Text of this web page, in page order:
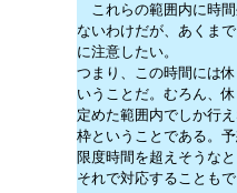
これらの範囲内に時
ないわけだが、あくま
に注意したい。
つまり、この時間には
いうことだ。むろん、
定めた範囲内でしか行
枠ということである。
限度時間を超えそうな
それで対応することもで